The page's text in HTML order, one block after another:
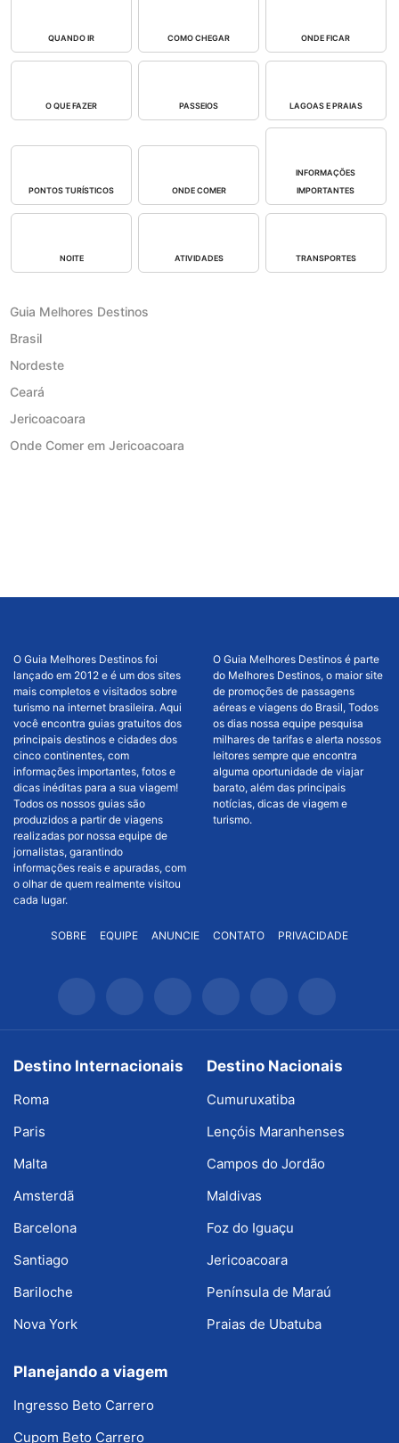
QUANDO IR COMO CHEGAR ONDE FICAR
O QUE FAZER PASSEIOS LAGOAS E PRAIAS
PONTOS TURÍSTICOS ONDE COMER
INFORMAÇÕES
IMPORTANTES
NOITE ATIVIDADES TRANSPORTES
Guia Melhores Destinos
Brasil
Nordeste
Ceará
Jericoacoara
Onde Comer em Jericoacoara
O Guia Melhores Destinos foi
lançado em 2012 e é um dos sites
mais completos e visitados sobre
turismo na internet brasileira. Aqui
você encontra guias gratuitos dos
principais destinos e cidades dos
cinco continentes, com
informações importantes, fotos e
dicas inéditas para a sua viagem!
Todos os nossos guias são
produzidos a partir de viagens
realizadas por nossa equipe de
jornalistas, garantindo
informações reais e apuradas, com
o olhar de quem realmente visitou
cada lugar.
O Guia Melhores Destinos é parte
do Melhores Destinos, o maior site
de promoções de passagens
aéreas e viagens do Brasil, Todos
os dias nossa equipe pesquisa
milhares de tarifas e alerta nossos
leitores sempre que encontra
alguma oportunidade de viajar
barato, além das principais
notícias, dicas de viagem e
turismo.
SOBRE EQUIPE ANUNCIE CONTATO PRIVACIDADE
Destino Internacionais
Roma
Paris
Malta
Amsterdã
Barcelona
Santiago
Bariloche
Nova York
Destino Nacionais
Cumuruxatiba
Lençóis Maranhenses
Campos do Jordão
Maldivas
Foz do Iguaçu
Jericoacoara
Península de Maraú
Praias de Ubatuba
Planejando a viagem
Ingresso Beto Carrero
Cupom Beto Carrero